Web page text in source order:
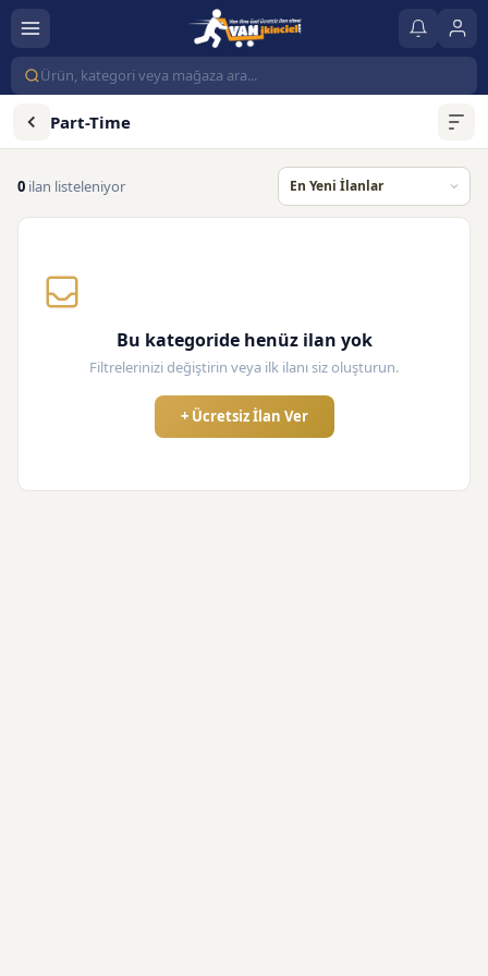
Part-Time
0 ilan listeleniyor
Bu kategoride henüz ilan yok
Filtrelerinizi değiştirin veya ilk ilanı siz oluşturun.
+ Ücretsiz İlan Ver